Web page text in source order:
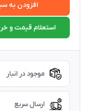
افزودن به
استعلام قیمت و
موجود در انبار
ارسال سریع